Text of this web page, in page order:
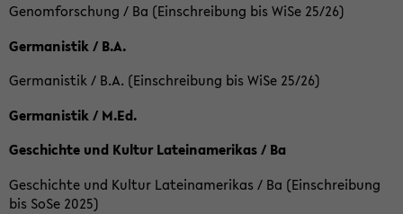
Genomforschung / Ba (Einschreibung bis WiSe 25/26)
Germanistik / B.A.
Germanistik / B.A. (Einschreibung bis WiSe 25/26)
Germanistik / M.Ed.
Geschichte und Kultur Lateinamerikas / Ba
Geschichte und Kultur Lateinamerikas / Ba (Einschreibung
bis SoSe 2025)